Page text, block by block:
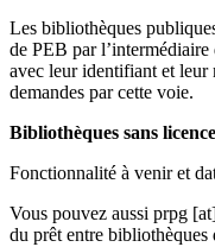
Les bibliothèques
de PEB par
avec leur identifiant et leur
demandes par cette voie.
Bibliothèques sans
Fonctionnalité à venir et
Vous pouvez aussi prpg
du prêt entre